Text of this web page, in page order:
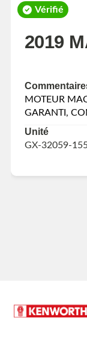
Vérifié
2019
MOTEUR
GARANTI,
Unité
GX-32059-